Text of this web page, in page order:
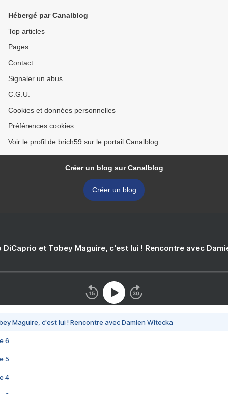
Hébergé par Canalblog
Top articles
Pages
Contact
Signaler un abus
C.G.U.
Cookies et données personnelles
Préférences cookies
Voir le profil de brich59 sur le portail Canalblog
Créer un blog sur Canalblog
Créer un blog
DiCaprio et Tobey Maguire, c'est lui ! Rencontre avec
Maguire, c'est lui ! Rencontre avec Damien Witecka
6
5
4